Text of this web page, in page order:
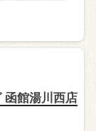
函館湯川西店